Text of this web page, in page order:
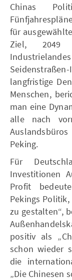
Chinas
für
Ziel, 2049
langfristige
Menschen,
man eine
alle nach
Peking.
Für
Investitionen
Profit
Pekings
zu gestalten“,
positiv als
schon wieder
die
„Die Chinesen